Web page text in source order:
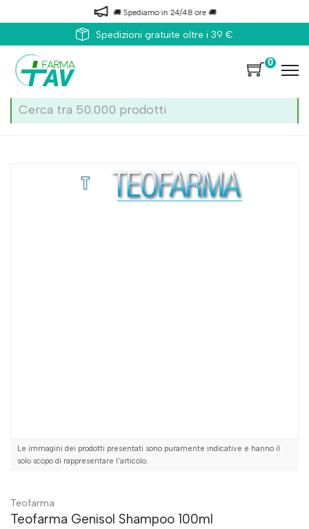
🚚 Spediamo in 24/48 ore 🚚
Spedizioni gratuite oltre i 39 €
0
Teofarma Genisol Shampoo 100ml
Le immagini dei prodotti presentati sono puramente indicative e hanno il
solo scopo di rappresentare l'articolo.
Teofarma
Teofarma Genisol Shampoo 100ml